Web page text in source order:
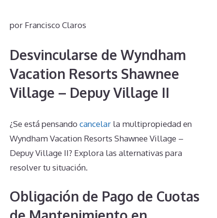
por Francisco Claros
Desvincularse de Wyndham
Vacation Resorts Shawnee
Village – Depuy Village II
¿Se está pensando cancelar la multipropiedad en
Wyndham Vacation Resorts Shawnee Village –
Depuy Village II? Explora las alternativas para
resolver tu situación.
Obligación de Pago de Cuotas